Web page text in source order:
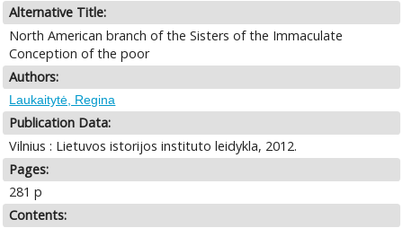
Alternative Title:
North American branch of the Sisters of the Immaculate
Conception of the poor
Authors:
Laukaitytė, Regina
Publication Data:
Vilnius : Lietuvos istorijos instituto leidykla, 2012.
Pages:
281 p
Contents: